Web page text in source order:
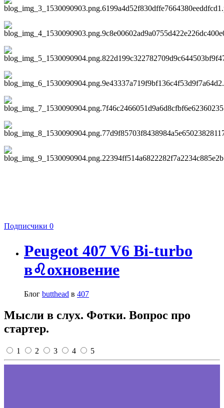
Подписчики 0
Peugeot 407 V6 Bi-turbo
в♌охновение
Блог butthead в 407
Мысли в слух. Фотки. Вопрос про
стартер.
1 2 3 4 5